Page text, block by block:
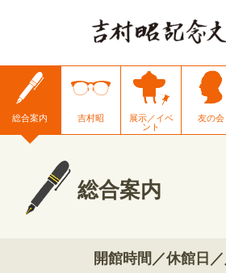
総合案内 吉村昭
展示／イベ
ント
友の会
総合案内
開館時間／休館日